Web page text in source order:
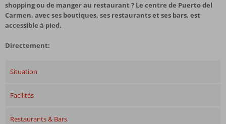
shopping ou de manger au restaurant ? Le centre de Puerto del
Carmen, avec ses boutiques, ses restaurants et ses bars, est
accessible à pied.
Directement:
Situation
Facilités
Restaurants & Bars